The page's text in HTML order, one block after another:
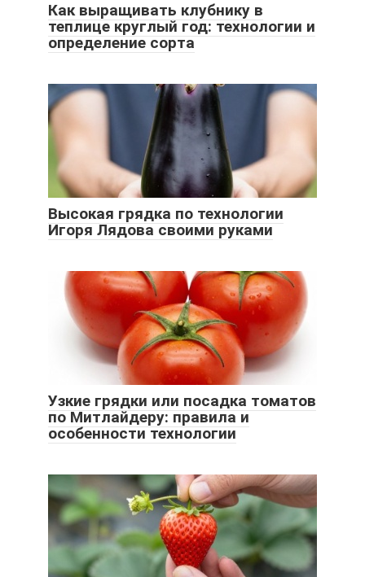
Как выращивать клубнику в
теплице круглый год: технологии и
определение сорта
Высокая грядка по технологии
Игоря Лядова своими руками
Узкие грядки или посадка томатов
по Митлайдеру: правила и
особенности технологии